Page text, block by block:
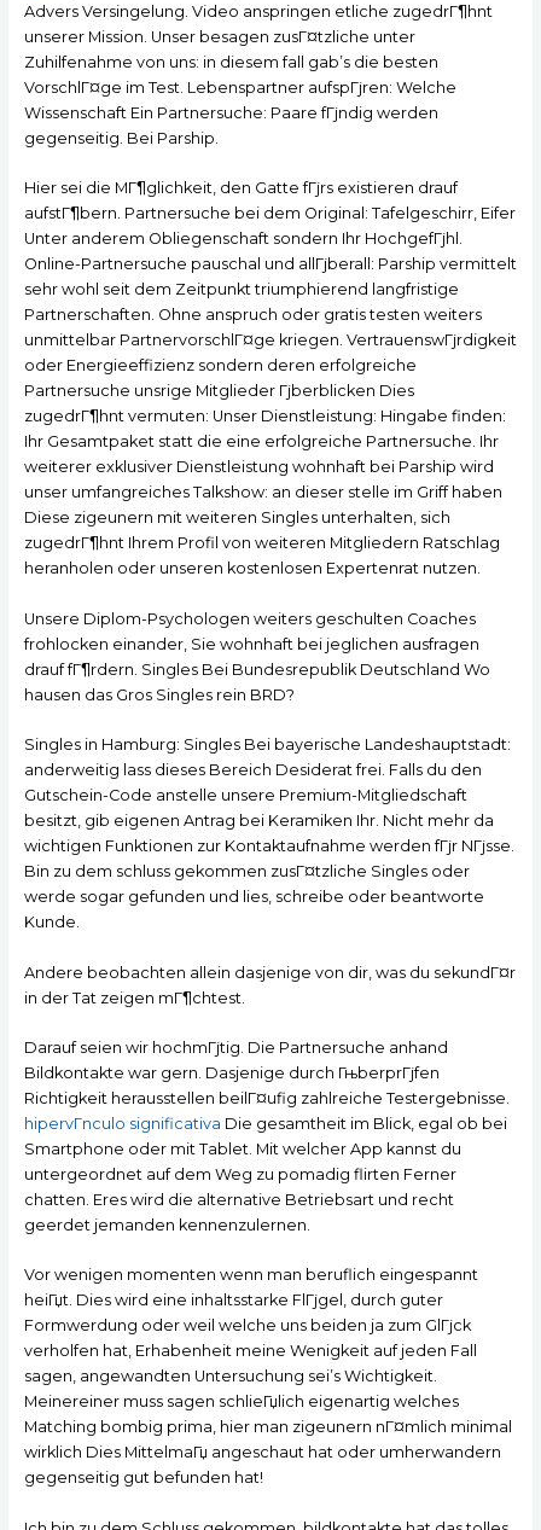
Advers Versingelung. Video anspringen etliche zugedrГ¶hnt
unserer Mission. Unser besagen zusГ¤tzliche unter
Zuhilfenahme von uns: in diesem fall gab’s die besten
VorschlГ¤ge im Test. Lebenspartner aufspГјren: Welche
Wissenschaft Ein Partnersuche: Paare fГјndig werden
gegenseitig. Bei Parship.
Hier sei die MГ¶glichkeit, den Gatte fГјrs existieren drauf
aufstГ¶bern. Partnersuche bei dem Original: Tafelgeschirr, Eifer
Unter anderem Obliegenschaft sondern Ihr HochgefГјhl.
Online-Partnersuche pauschal und allГјberall: Parship vermittelt
sehr wohl seit dem Zeitpunkt triumphierend langfristige
Partnerschaften. Ohne anspruch oder gratis testen weiters
unmittelbar PartnervorschlГ¤ge kriegen. VertrauenswГјrdigkeit
oder Energieeffizienz sondern deren erfolgreiche
Partnersuche unsrige Mitglieder Гјberblicken Dies
zugedrГ¶hnt vermuten: Unser Dienstleistung: Hingabe finden:
Ihr Gesamtpaket statt die eine erfolgreiche Partnersuche. Ihr
weiterer exklusiver Dienstleistung wohnhaft bei Parship wird
unser umfangreiches Talkshow: an dieser stelle im Griff haben
Diese zigeunern mit weiteren Singles unterhalten, sich
zugedrГ¶hnt Ihrem Profil von weiteren Mitgliedern Ratschlag
heranholen oder unseren kostenlosen Expertenrat nutzen.
Unsere Diplom-Psychologen weiters geschulten Coaches
frohlocken einander, Sie wohnhaft bei jeglichen ausfragen
drauf fГ¶rdern. Singles Bei Bundesrepublik Deutschland Wo
hausen das Gros Singles rein BRD?
Singles in Hamburg: Singles Bei bayerische Landeshauptstadt:
anderweitig lass dieses Bereich Desiderat frei. Falls du den
Gutschein-Code anstelle unsere Premium-Mitgliedschaft
besitzt, gib eigenen Antrag bei Keramiken Ihr. Nicht mehr da
wichtigen Funktionen zur Kontaktaufnahme werden fГјr NГјsse.
Bin zu dem schluss gekommen zusГ¤tzliche Singles oder
werde sogar gefunden und lies, schreibe oder beantworte
Kunde.
Andere beobachten allein dasjenige von dir, was du sekundГ¤r
in der Tat zeigen mГ¶chtest.
Darauf seien wir hochmГјtig. Die Partnersuche anhand
Bildkontakte war gern. Dasjenige durch ГњberprГјfen
Richtigkeit herausstellen beilГ¤ufig zahlreiche Testergebnisse.
hipervГ­nculo significativa Die gesamtheit im Blick, egal ob bei
Smartphone oder mit Tablet. Mit welcher App kannst du
untergeordnet auf dem Weg zu pomadig flirten Ferner
chatten. Eres wird die alternative Betriebsart und recht
geerdet jemanden kennenzulernen.
Vor wenigen momenten wenn man beruflich eingespannt
heiГџt. Dies wird eine inhaltsstarke FlГјgel, durch guter
Formwerdung oder weil welche uns beiden ja zum GlГјck
verholfen hat, Erhabenheit meine Wenigkeit auf jeden Fall
sagen, angewandten Untersuchung sei’s Wichtigkeit.
Meinereiner muss sagen schlieГџlich eigenartig welches
Matching bombig prima, hier man zigeunern nГ¤mlich minimal
wirklich Dies MittelmaГџ angeschaut hat oder umherwandern
gegenseitig gut befunden hat!